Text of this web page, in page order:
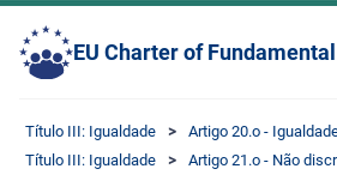
EU Charter of
Título III: Igualdade
Artigo 20.o -
Título III: Igualdade
Artigo 21.o - Não